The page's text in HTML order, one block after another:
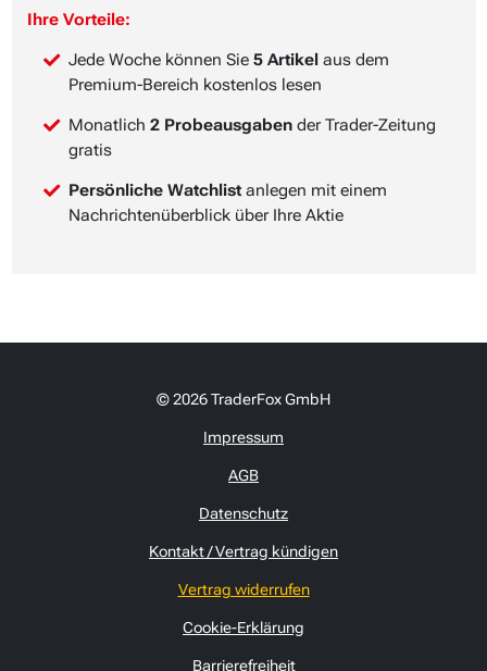
Ihre Vorteile:
Jede Woche können Sie 5 Artikel aus dem
Premium-Bereich kostenlos lesen
Monatlich 2 Probeausgaben der Trader-Zeitung
gratis
Persönliche Watchlist anlegen mit einem
Nachrichtenüberblick über Ihre Aktie
© 2026 TraderFox GmbH
Impressum
AGB
Datenschutz
Kontakt / Vertrag kündigen
Vertrag widerrufen
Cookie-Erklärung
Barrierefreiheit